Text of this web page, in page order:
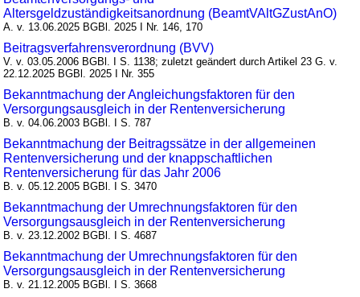
Altersgeldzuständigkeitsanordnung (BeamtVAltGZustAnO)
A. v. 13.06.2025 BGBl. 2025 I Nr. 146, 170
Beitragsverfahrensverordnung (BVV)
V. v. 03.05.2006 BGBl. I S. 1138; zuletzt geändert durch Artikel 23 G. v.
22.12.2025 BGBl. 2025 I Nr. 355
Bekanntmachung der Angleichungsfaktoren für den
Versorgungsausgleich in der Rentenversicherung
B. v. 04.06.2003 BGBl. I S. 787
Bekanntmachung der Beitragssätze in der allgemeinen
Rentenversicherung und der knappschaftlichen
Rentenversicherung für das Jahr 2006
B. v. 05.12.2005 BGBl. I S. 3470
Bekanntmachung der Umrechnungsfaktoren für den
Versorgungsausgleich in der Rentenversicherung
B. v. 23.12.2002 BGBl. I S. 4687
Bekanntmachung der Umrechnungsfaktoren für den
Versorgungsausgleich in der Rentenversicherung
B. v. 21.12.2005 BGBl. I S. 3668